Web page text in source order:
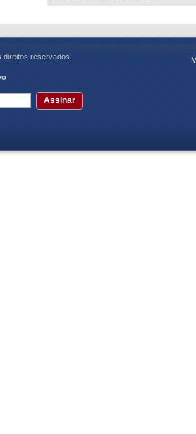
direitos reservados.
Assinar